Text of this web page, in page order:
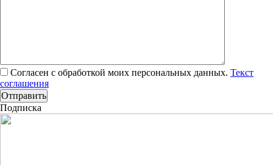
Согласен с обработкой моих персональных данных. Текст
соглашения
Подписка